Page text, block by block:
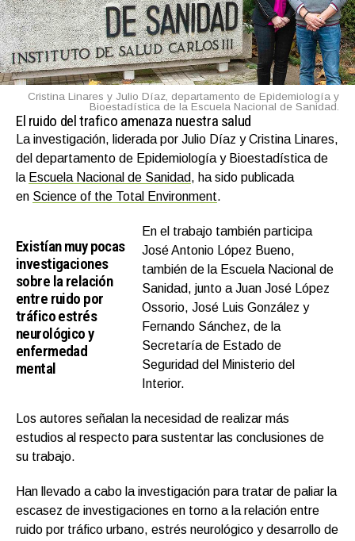
Cristina Linares y Julio Díaz, departamento de Epidemiología y
Bioestadística de la Escuela Nacional de Sanidad.
El ruido del trafico amenaza nuestra salud
La investigación, liderada por Julio Díaz y Cristina Linares,
del departamento de Epidemiología y Bioestadística de
la Escuela Nacional de Sanidad, ha sido publicada
en Science of the Total Environment.
Existían muy pocas
investigaciones
sobre la relación
entre ruido por
tráfico estrés
neurológico y
enfermedad
mental
En el trabajo también participa
José Antonio López Bueno,
también de la Escuela Nacional de
Sanidad, junto a Juan José López
Ossorio, José Luis González y
Fernando Sánchez, de la
Secretaría de Estado de
Seguridad del Ministerio del
Interior.
Los autores señalan la necesidad de realizar más
estudios al respecto para sustentar las conclusiones de
su trabajo.
Han llevado a cabo la investigación para tratar de paliar la
escasez de investigaciones en torno a la relación entre
ruido por tráfico urbano, estrés neurológico y desarrollo de